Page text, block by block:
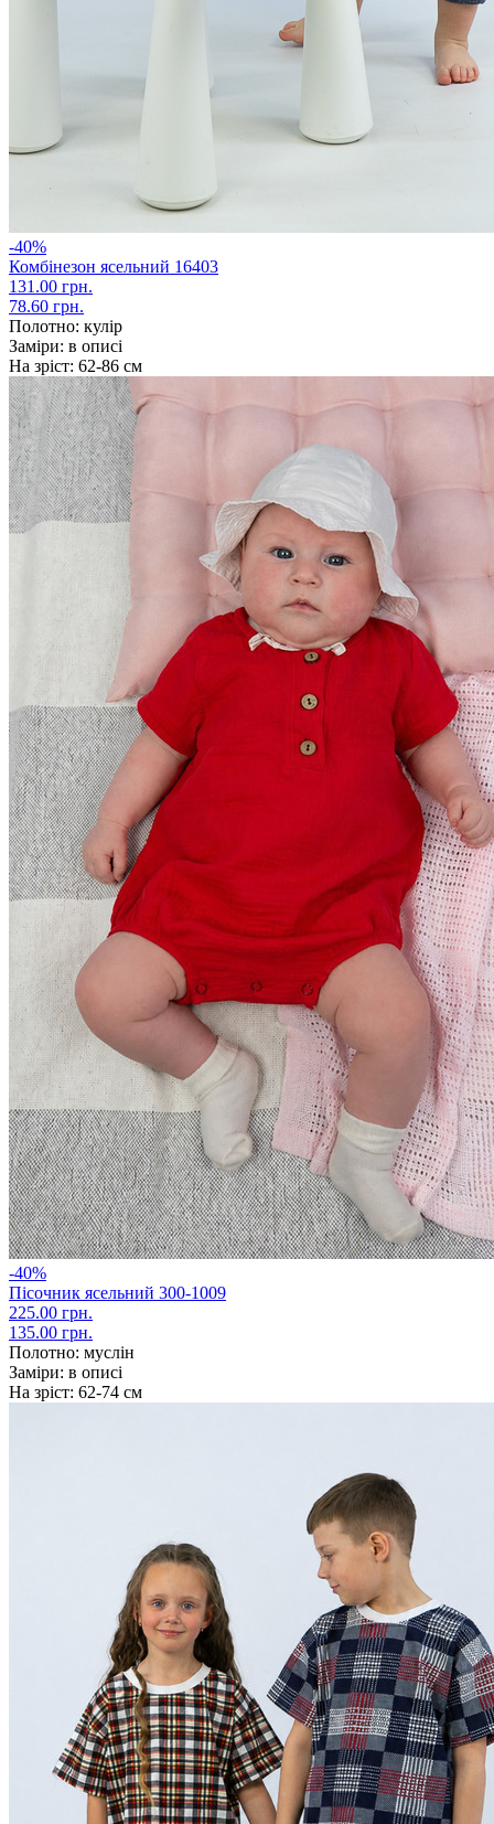
-40%
Комбінезон ясельний 16403
131.00 грн.
78.60 грн.
Полотно: кулір
Заміри: в описі
На зріст: 62-86 см
-40%
Пісочник ясельний 300-1009
225.00 грн.
135.00 грн.
Полотно: муслін
Заміри: в описі
На зріст: 62-74 см